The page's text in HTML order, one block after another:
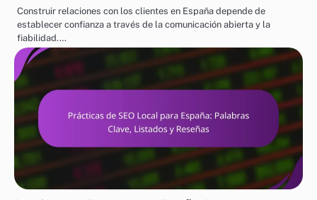
Construir relaciones con los clientes en España depende de
establecer confianza a través de la comunicación abierta y la
fiabilidad.…